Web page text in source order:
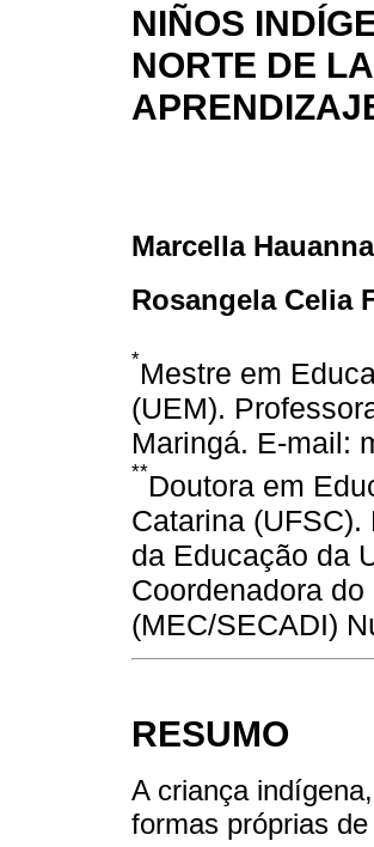
NIÑOS
NORTE DE
Marcella
Rosangela Celia
*Mestre em
(UEM).
Maringá. E-mail:
**Doutora em
Catarina
da Educação da
Coordenadora
(MEC/SECADI)
RESUMO
A criança
formas próprias